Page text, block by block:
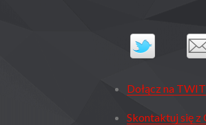
Dołącz na
Skontaktuj się z